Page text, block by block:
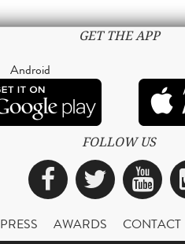
GET THE APP
Android
FOLLOW US
Facebook
Twitter
PRESS AWARDS CONTACT